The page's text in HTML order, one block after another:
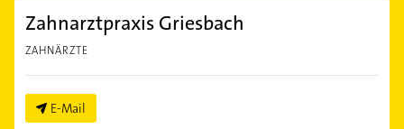
Zahnarztpraxis Griesbach
ZAHNÄRZTE
E-Mail